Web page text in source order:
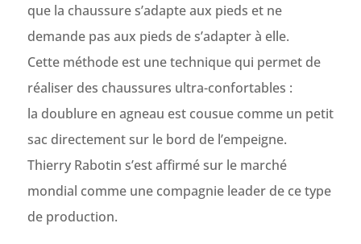
que la chaussure s’adapte aux pieds et ne
demande pas aux pieds de s’adapter à elle.
Cette méthode est une technique qui permet de
réaliser des chaussures ultra-confortables :
la doublure en agneau est cousue comme un petit
sac directement sur le bord de l’empeigne.
Thierry Rabotin s’est affirmé sur le marché
mondial comme une compagnie leader de ce type
de production.